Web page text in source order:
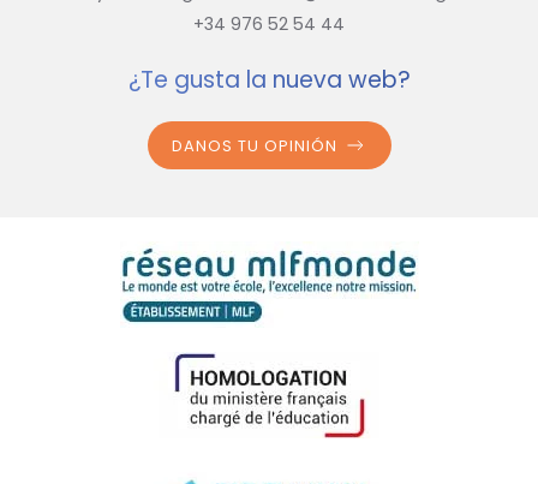
+34 976 52 54 44
¿Te gusta la nueva web?
DANOS TU OPINIÓN